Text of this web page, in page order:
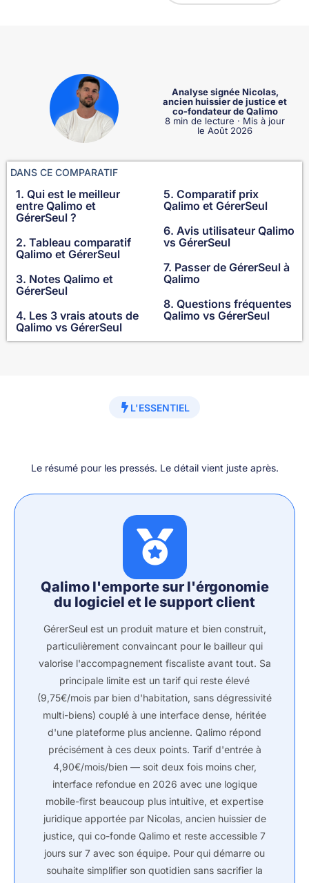
Analyse signée Nicolas,
ancien huissier de justice et
co-fondateur de Qalimo
8 min de lecture · Mis à jour
le Août 2026
DANS CE COMPARATIF
1. Qui est le meilleur
entre Qalimo et
GérerSeul ?
2. Tableau comparatif
Qalimo et GérerSeul
3. Notes Qalimo et
GérerSeul
4. Les 3 vrais atouts de
Qalimo vs GérerSeul
5. Comparatif prix
Qalimo et GérerSeul
6. Avis utilisateur Qalimo
vs GérerSeul
7. Passer de GérerSeul à
Qalimo
8. Questions fréquentes
Qalimo vs GérerSeul
L'ESSENTIEL
Le résumé pour les pressés. Le détail vient juste après.
Qalimo l'emporte sur l'érgonomie
du logiciel et le support client
GérerSeul est un produit mature et bien construit,
particulièrement convaincant pour le bailleur qui
valorise l'accompagnement fiscaliste avant tout. Sa
principale limite est un tarif qui reste élevé
(9,75€/mois par bien d'habitation, sans dégressivité
multi-biens) couplé à une interface dense, héritée
d'une plateforme plus ancienne. Qalimo répond
précisément à ces deux points. Tarif d'entrée à
4,90€/mois/bien — soit deux fois moins cher,
interface refondue en 2026 avec une logique
mobile-first beaucoup plus intuitive, et expertise
juridique apportée par Nicolas, ancien huissier de
justice, qui co-fonde Qalimo et reste accessible 7
jours sur 7 avec son équipe. Pour qui démarre ou
souhaite simplifier son quotidien sans sacrifier la